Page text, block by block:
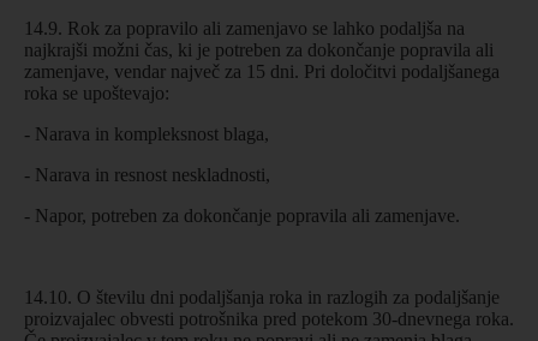
14.9. Rok za popravilo ali zamenjavo se lahko podaljša na
najkrajši možni čas, ki je potreben za dokončanje popravila ali
zamenjave, vendar največ za 15 dni. Pri določitvi podaljšanega
roka se upoštevajo:
- Narava in kompleksnost blaga,
- Narava in resnost neskladnosti,
- Napor, potreben za dokončanje popravila ali zamenjave.
14.10. O številu dni podaljšanja roka in razlogih za podaljšanje
proizvajalec obvesti potrošnika pred potekom 30-dnevnega roka.